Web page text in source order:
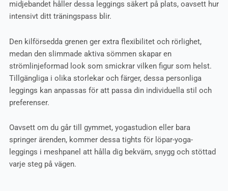
midjebandet håller dessa leggings säkert på plats, oavsett hur
intensivt ditt träningspass blir.
Den kilförsedda grenen ger extra flexibilitet och rörlighet,
medan den slimmade aktiva sömmen skapar en
strömlinjeformad look som smickrar vilken figur som helst.
Tillgängliga i olika storlekar och färger, dessa personliga
leggings kan anpassas för att passa din individuella stil och
preferenser.
Oavsett om du går till gymmet, yogastudion eller bara
springer ärenden, kommer dessa tights för löpar-yoga-
leggings i meshpanel att hålla dig bekväm, snygg och stöttad
varje steg på vägen.